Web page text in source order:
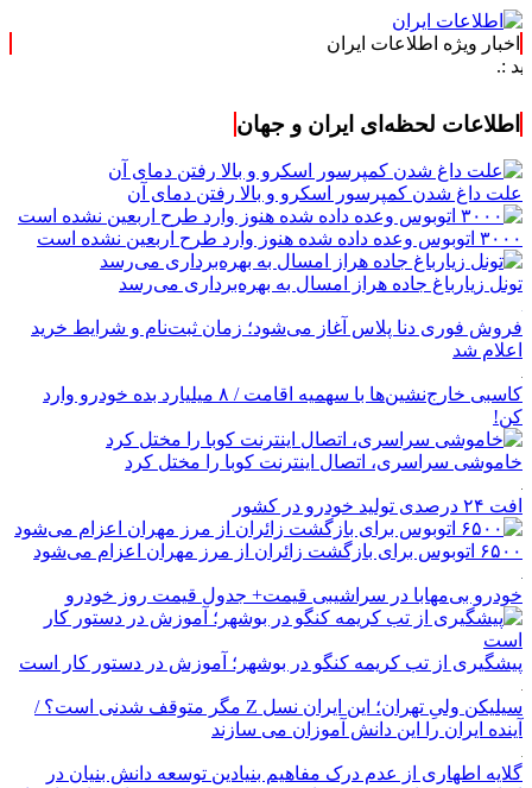
اخبار ویژه اطلاعات ایران
اطلاعات لحظه‌ای ایران و جهان
علت داغ شدن کمپرسور اسکرو و بالا رفتن دمای آن
۳۰۰۰ اتوبوس وعده داده شده هنوز وارد طرح اربعین نشده است
تونل زیارباغ جاده هراز امسال به بهره‌برداری می‌رسد
فروش فوری دنا پلاس آغاز می‌شود؛ زمان ثبت‌نام و شرایط خرید
اعلام شد
کاسبی خارج‌نشین‌ها با سهمیه اقامت / ۸ میلیارد بده خودرو وارد
کن!
خاموشی سراسری، اتصال اینترنت کوبا را مختل کرد
افت ۲۴ درصدی تولید خودرو در کشور
۶۵۰۰ اتوبوس برای بازگشت زائران از مرز مهران اعزام می‌شود
خودرو بی‌مهابا در سراشیبی قیمت+ جدول قیمت روز خودرو
پیشگیری از تب کریمه کنگو در بوشهر؛ آموزش در دستور کار است
سیلیکن ولیِ تهران؛ این ایران نسل Z مگر متوقف شدنی است؟ /
آینده ایران را این دانش آموزان می سازند
گلایه اطهاری از عدم درک مفاهیم بنیادین توسعه دانش بنیان در